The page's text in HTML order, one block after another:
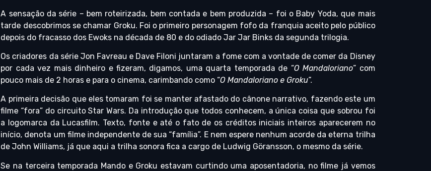
A sensação da série – bem roteirizada, bem contada e bem produzida – foi o Baby Yoda, que mais
tarde descobrimos se chamar Groku. Foi o primeiro personagem fofo da franquia aceito pelo público
depois do fracasso dos Ewoks na década de 80 e do odiado Jar Jar Binks da segunda trilogia.
Os criadores da série Jon Favreau e Dave Filoni juntaram a fome com a vontade de comer da Disney
por cada vez mais dinheiro e fizeram, digamos, uma quarta temporada de “O Mandaloriano” com
pouco mais de 2 horas e para o cinema, carimbando como “O Mandaloriano e Groku”.
A primeira decisão que eles tomaram foi se manter afastado do cânone narrativo, fazendo este um
filme “fora” do circuito Star Wars. Da introdução que todos conhecem, a única coisa que sobrou foi
a logomarca da Lucasfilm. Texto, fonte e até o fato de os créditos iniciais inteiros aparecerem no
início, denota um filme independente de sua “família”. E nem espere nenhum acorde da eterna trilha
de John Williams, já que aqui a trilha sonora fica a cargo de Ludwig Göransson, o mesmo da série.
Se na terceira temporada Mando e Groku estavam curtindo uma aposentadoria, no filme já vemos